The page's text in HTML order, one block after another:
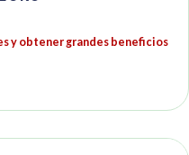
y obtener grandes beneficios